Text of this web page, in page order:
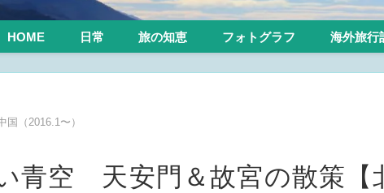
HOME 日常 旅の知恵 フォトグラフ 海外旅行
国（2016.1〜）
青空 天安門＆故宮の散策【